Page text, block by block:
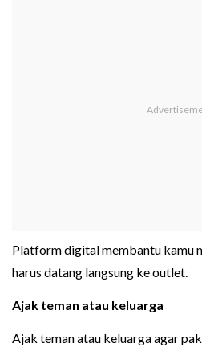
Platform digital membantu kamu
harus datang langsung ke outlet.
Ajak teman atau keluarga
Ajak teman atau keluarga agar